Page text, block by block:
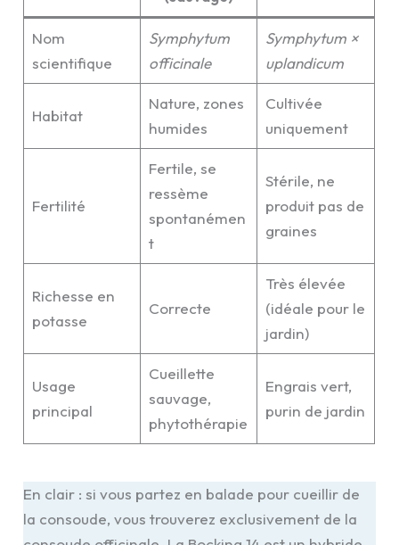
Nom
scientifique
Symphytum
officinale
Symphytum ×
uplandicum
Habitat
Nature, zones
humides
Cultivée
uniquement
Fertilité
Fertile, se
ressème
spontanémen
t
Stérile, ne
produit pas de
graines
Richesse en
potasse
Correcte
Très élevée
(idéale pour le
jardin)
Usage
principal
Cueillette
sauvage,
phytothérapie
Engrais vert,
purin de jardin
En clair : si vous partez en balade pour cueillir de
la consoude, vous trouverez exclusivement de la